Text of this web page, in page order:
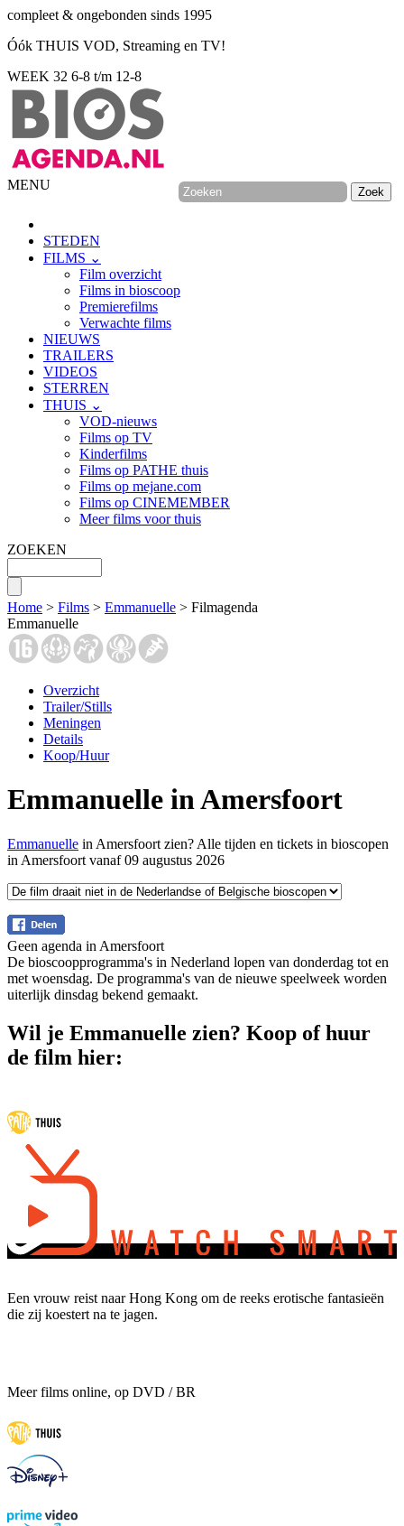
compleet & ongebonden sinds 1995
Óók THUIS VOD, Streaming en TV!
WEEK 32 6-8 t/m 12-8
MENU
STEDEN
FILMS ⌄
Film overzicht
Films in bioscoop
Premierefilms
Verwachte films
NIEUWS
TRAILERS
VIDEOS
STERREN
THUIS ⌄
VOD-nieuws
Films op TV
Kinderfilms
Films op PATHE thuis
Films op mejane.com
Films op CINEMEMBER
Meer films voor thuis
ZOEKEN
Home > Films > Emmanuelle > Filmagenda
Emmanuelle
Overzicht
Trailer/Stills
Meningen
Details
Koop/Huur
Emmanuelle in Amersfoort
Emmanuelle in Amersfoort zien? Alle tijden en tickets in bioscopen
in Amersfoort vanaf 09 augustus 2026
Geen agenda in Amersfoort
De bioscoopprogramma's in Nederland lopen van donderdag tot en
met woensdag. De programma's van de nieuwe speelweek worden
uiterlijk dinsdag bekend gemaakt.
Wil je Emmanuelle zien? Koop of huur
de film hier:
Een vrouw reist naar Hong Kong om de reeks erotische fantasieën
die zij koestert na te jagen.
Meer films online, op DVD / BR